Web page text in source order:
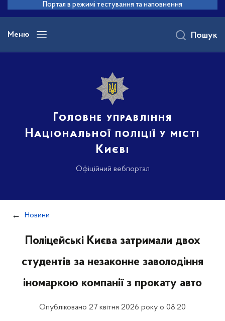
основного
вмісту
Портал в режимі тестування та наповнення
Меню
Головне управління
Національної поліції у місті
Києві
Офіційний вебпортал
Пошук
Новини
Поліцейські Києва затримали двох
студентів за незаконне заволодіння
іномаркою компанії з прокату авто
Опубліковано 27 квітня 2026 року о 08:20